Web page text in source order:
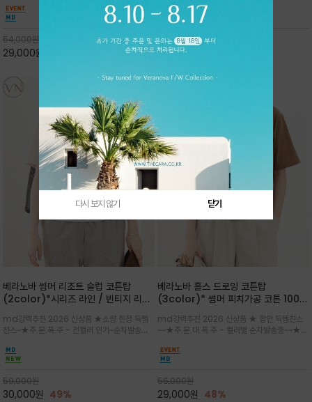
안함을 동시에 느낄수 있으며 차분하고 필요한
컬러웨이로 단독 또는 린넨 자켓/ 여름점퍼 안에
코디하기 만능템 입니다^^
54,000원
29,000원
핏 강연티셔츠
한 착용감을 선사하며, 자연스럽게 떨어지는 실루
엣이 편안하며 ★도회적인 무드로 루즈하게 단독
65,000원
30,000
베라노바 썸머 리조트 슬럽 코튼탑
(2color)*시리즈 라인 / 빈티지 리조
는 가벼운 코튼 터치의 반팔 티셔츠입니
다
md강력추천 2026 신상품 ★소량 한정 득템
찬스~★주.문.폭.주 - 전컬러 인기~순차발송중
아(Sepia)나 파스텔 톤의 해변 풍경으로 세련
된 뮤트톤 컬러 팔레트로 빈티지한 무드의 선샤
인 프린트가 더해져 담백하면서도 감각
59,000원
30,000원 49%
베라노바 홀스 드로잉 코튼탑
(3color)* 썸머 피치가공 코튼 100프
의 미를 살려 말의 윤곽선만 스케치하여
감성을 담은 아이템
md강력추천 2026 신상품 ★ 할인 득템찬스
~~★주.문.대.폭.주 - 컬러별 순차발송중~~★프
말(Horse) 드로잉 티셔츠는 여유로운 실루엣과
감각적인 아트워크로 고급스러운 여름 스타일링
을 완성할 수 있습니다
56,000원
29,000원 48%
다시 보지 않기 닫기